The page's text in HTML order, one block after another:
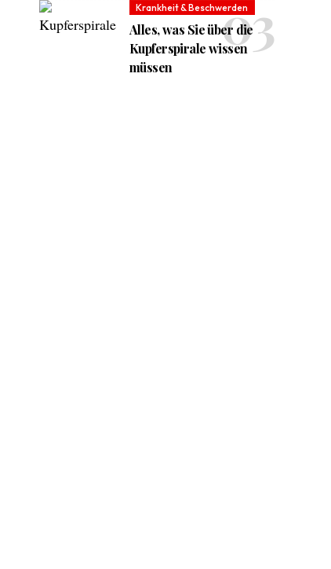
Krankheit & Beschwerden
Alles, was Sie über die
Kupferspirale wissen
müssen